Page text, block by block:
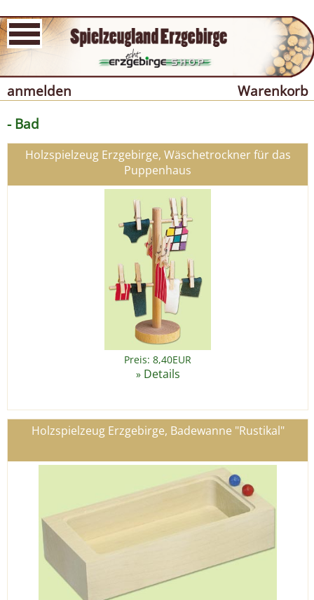
anmelden
Warenkorb
- Bad
Holzspielzeug Erzgebirge, Wäschetrockner für das
Puppenhaus
Preis: 8,40EUR
» Details
Holzspielzeug Erzgebirge, Badewanne "Rustikal"